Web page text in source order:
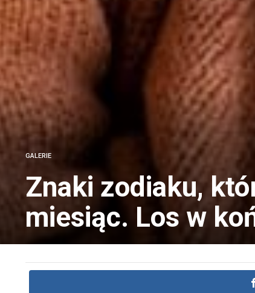
GALERIE
Znaki zodiaku,
miesiąc. Los w